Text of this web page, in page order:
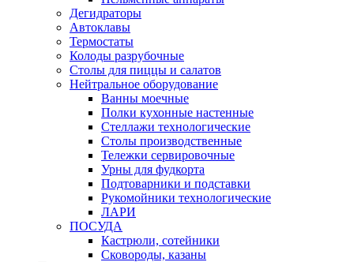
Дегидраторы
Автоклавы
Термостаты
Колоды разрубочные
Столы для пиццы и салатов
Нейтральное оборудование
Ванны моечные
Полки кухонные настенные
Стеллажи технологические
Столы производственные
Тележки сервировочные
Урны для фудкорта
Подтоварники и подставки
Рукомойники технологические
ЛАРИ
ПОСУДА
Кастрюли, сотейники
Сковороды, казаны